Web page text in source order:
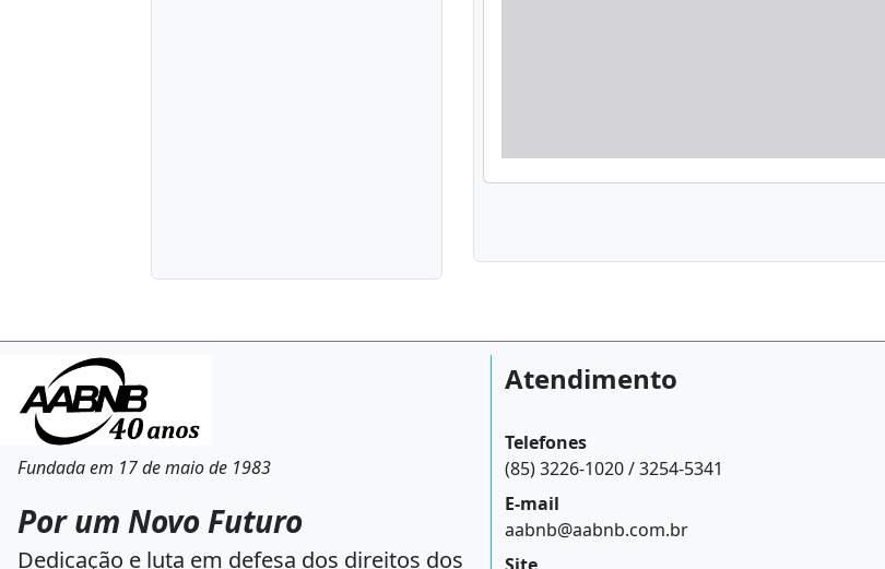
Fundada em 17 de maio de 1983
Por um Novo Futuro
Dedicação e luta em defesa dos direitos dos
Atendimento
Telefones
(85) 3226-1020 / 3254-5341
E-mail
aabnb@aabnb.com.br